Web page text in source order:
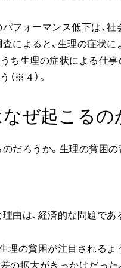
フォーマンス低下は、
によると、生理の症状
ち生理の症状による仕
※４）。
ぜ起こるの
だろうか。生理の貧困の
由は、経済的な問題であ
理の貧困が注目されるよ
の拡大がきっかけだっ